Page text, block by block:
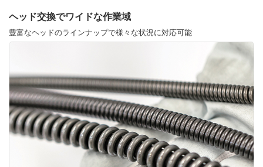
ヘッド交換でワイドな作業域
豊富なヘッドのラインナップで様々な状況に対応可能